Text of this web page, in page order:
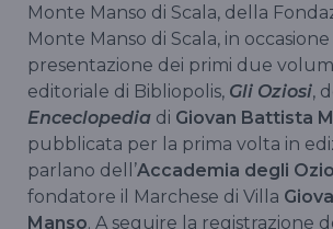
Monte Manso di Scala, della
Monte Manso di Scala, in
presentazione dei primi due
editoriale di Bibliopolis, Gli Oziosi,
Enceclopedia di Giovan Battista
pubblicata per la prima volta in
parlano dell’Accademia degli
fondatore il Marchese di Villa
Manso. A seguire la registrazione